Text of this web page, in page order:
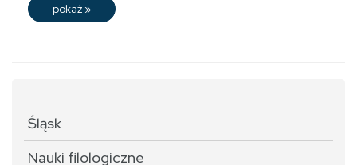
pokaż »
Śląsk
Nauki filologiczne